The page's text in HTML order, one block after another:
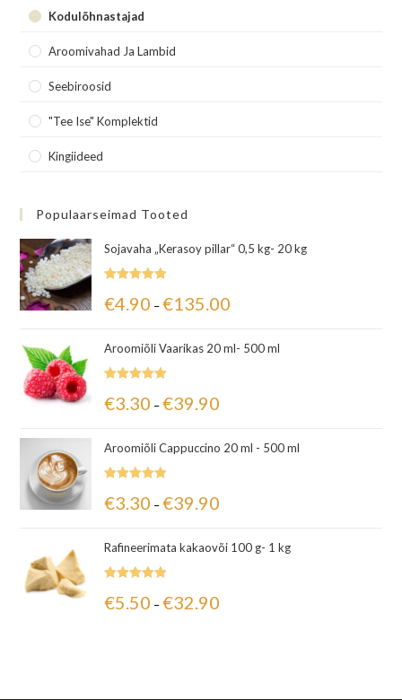
Kodulõhnastajad
Aroomivahad Ja Lambid
Seebiroosid
"Tee Ise" Komplektid
Kingiideed
Populaarseimad Tooted
Sojavaha „Kerasoy pillar“ 0,5 kg- 20 kg
5.00/ 5
€4.90 – €135.00
Aroomiõli Vaarikas 20 ml- 500 ml
5.00/ 5
€3.30 – €39.90
Aroomiõli Cappuccino 20 ml - 500 ml
5.00/ 5
€3.30 – €39.90
Rafineerimata kakaovõi 100 g- 1 kg
5.00 / 5
€5.50 – €32.90